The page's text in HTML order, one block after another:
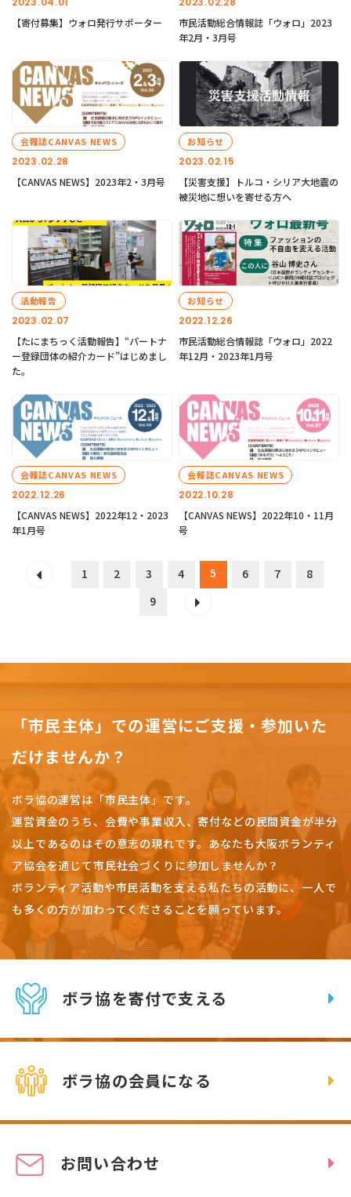
【寄付募集】ウォロ発行サポーター
市民活動総合情報誌「ウォロ」2023
年2月・3月号
2023.02.28
会報誌CANVAS NEWS
【CANVAS NEWS】2023年2・3月号
2023.02.15
お知らせ
【災害支援】トルコ・シリア大地震の
被災地に想いを寄せる方へ
2023.02.07
活動報告
【たにまちっく活動報告】“パートナ
ー登録団体の紹介カード”はじめまし
た。
2022.12.26
お知らせ
市民活動総合情報誌「ウォロ」2022
年12月・2023年1月号
2022.12.26
会報誌CANVAS NEWS
【CANVAS NEWS】2022年12・2023
年1月号
2022.10.28
会報誌CANVAS NEWS
【CANVAS NEWS】2022年10・11月
号
1 2 3 4 5 6 7
8
9
「市民主体」での運営にご支援・参加いた
だけませんか？
ボラ協の運営は「市民主体」です。
運営資金のうち、会費や事業収入、寄付などの民間資金が半分
以上であるのはその意志の現れです。 あなたも大阪ボランティ
ア協会を通じて市民社会づくりに参加しませんか？
ボランティア活動や市民活動を支える私たちの活動に、一人で
も多くの方が加わってくださることを願っています。
ボラ協を寄付で支える
ボラ協の会員になる
お問い合わせ